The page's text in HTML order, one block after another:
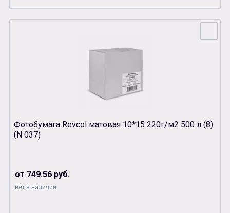
Фотобумага Revcol матовая 10*15 220г/м2 500 л (8)
(N 037)
от 749.56 руб.
нет в наличии